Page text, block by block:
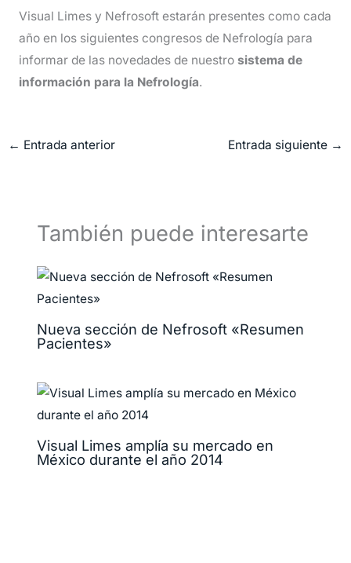
Visual Limes y Nefrosoft estarán presentes como cada
año en los siguientes congresos de Nefrología para
informar de las novedades de nuestro sistema de
información para la Nefrología.
← Entrada anterior Entrada siguiente →
También puede interesarte
Nueva sección de Nefrosoft «Resumen
Pacientes»
Visual Limes amplía su mercado en
México durante el año 2014